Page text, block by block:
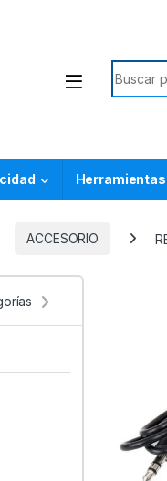
Herramientas
ACCESORIO